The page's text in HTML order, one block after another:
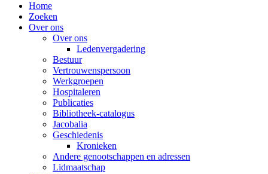
Home
Zoeken
Over ons
Over ons
Ledenvergadering
Bestuur
Vertrouwenspersoon
Werkgroepen
Hospitaleren
Publicaties
Bibliotheek-catalogus
Jacobalia
Geschiedenis
Kronieken
Andere genootschappen en adressen
Lidmaatschap